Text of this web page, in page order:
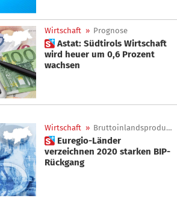
Wirtschaft » Prognose
 Astat: Südtirols Wirtschaft
wird heuer um 0,6 Prozent
wachsen
Wirtschaft » Bruttoinlandsprodukt
 Euregio-Länder
verzeichnen 2020 starken BIP-
Rückgang